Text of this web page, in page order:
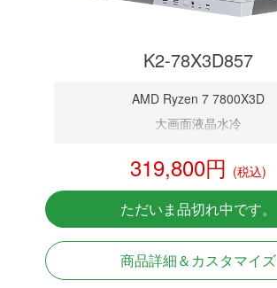
K2-78X3D857
AMD Ryzen 7 7800X3D
大画面液晶水冷
RTX 5070 12GB
NVMeSSD 1TB
Windows11 Home 64bit
319,800円 (税込)
ただいま品切れ中です。
商品詳細＆カスタマイズ